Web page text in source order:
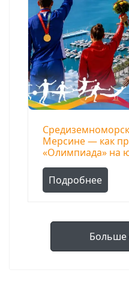
Мерсине — как
«Олимпиада» на
Подробнее
Больше